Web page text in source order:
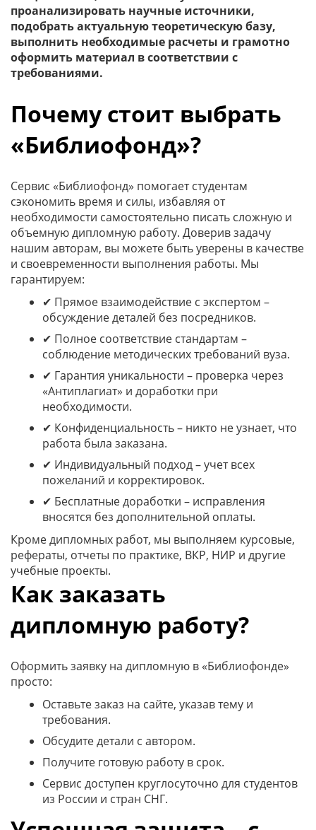
проанализировать научные источники,
подобрать актуальную теоретическую базу,
выполнить необходимые расчеты и грамотно
оформить материал в соответствии с
требованиями.
Почему стоит выбрать
«Библиофонд»?
Сервис «Библиофонд» помогает студентам
сэкономить время и силы, избавляя от
необходимости самостоятельно писать сложную и
объемную дипломную работу. Доверив задачу
нашим авторам, вы можете быть уверены в качестве
и своевременности выполнения работы. Мы
гарантируем:
✔ Прямое взаимодействие с экспертом –
обсуждение деталей без посредников.
✔ Полное соответствие стандартам –
соблюдение методических требований вуза.
✔ Гарантия уникальности – проверка через
«Антиплагиат» и доработки при
необходимости.
✔ Конфиденциальность – никто не узнает, что
работа была заказана.
✔ Индивидуальный подход – учет всех
пожеланий и корректировок.
✔ Бесплатные доработки – исправления
вносятся без дополнительной оплаты.
Кроме дипломных работ, мы выполняем курсовые,
рефераты, отчеты по практике, ВКР, НИР и другие
учебные проекты.
Как заказать
дипломную работу?
Оформить заявку на дипломную в «Библиофонде»
просто:
Оставьте заказ на сайте, указав тему и
требования.
Обсудите детали с автором.
Получите готовую работу в срок.
Сервис доступен круглосуточно для студентов
из России и стран СНГ.